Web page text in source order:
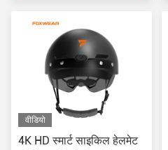
वीडियो
4K HD स्मार्ट साइकिल हेलमेट